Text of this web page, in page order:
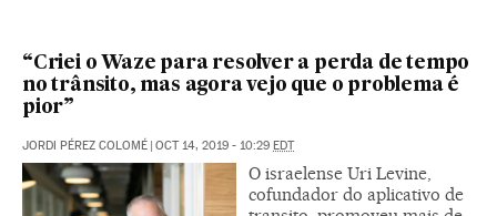
“Criei o Waze para resolver a perda de tempo
no trânsito, mas agora vejo que o problema é
pior”
JORDI PÉREZ COLOMÉ OCT 14, 2019 - 10:29 EDT
O israelense Uri Levine,
cofundador do aplicativo de